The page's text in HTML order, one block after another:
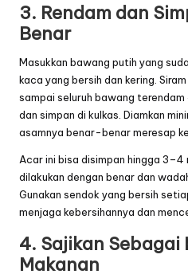
3. Rendam dan
Benar
Masukkan bawang putih yang
kaca yang bersih dan kering.
sampai seluruh bawang
dan simpan di kulkas. Diamkan
asamnya benar-benar meresap
Acar ini bisa disimpan hingga 3–4
dilakukan dengan benar dan
Gunakan sendok yang bersih
menjaga kebersihannya dan
4. Sajikan Sebagai
Makanan